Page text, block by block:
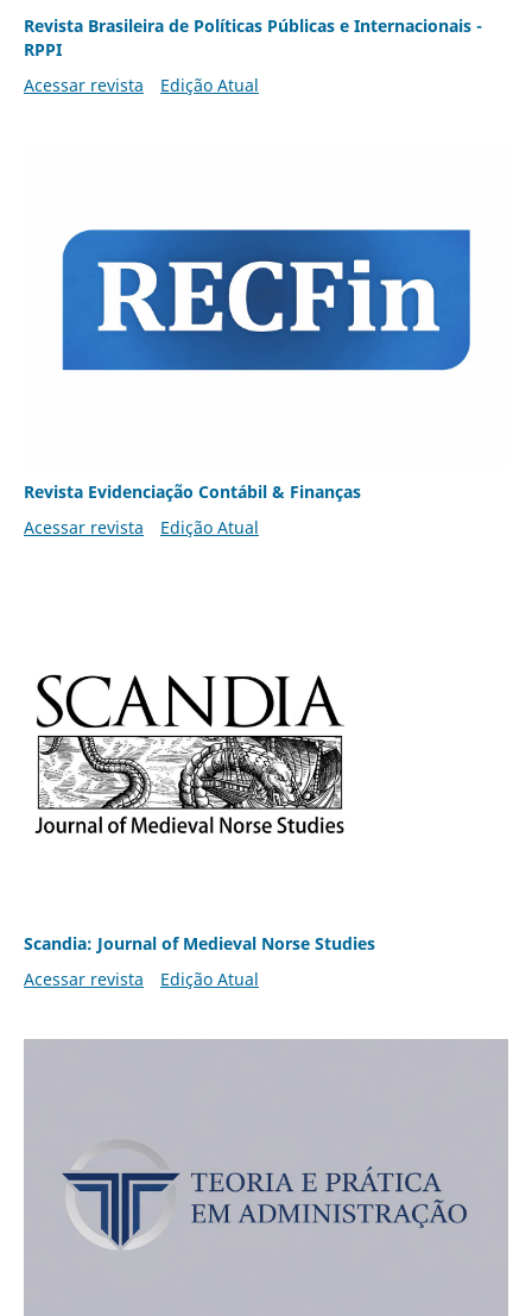
Revista Brasileira de Políticas Públicas e Internacionais -
RPPI
Acessar revista
Edição Atual
Revista Evidenciação Contábil & Finanças
Acessar revista
Edição Atual
Scandia: Journal of Medieval Norse Studies
Acessar revista
Edição Atual